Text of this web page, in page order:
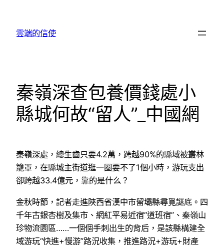
雲端的信使
秦嶺深查包養價錢處小
縣城何故“留人”_中國網
秦嶺深處，總生齒只要4.2萬，跨越90%的縣域被叢林
籠罩，在縣城主街道逛一圈要不了1個小時，游玩支出
卻跨越33.4億元，靠的是什么？
金秋時節，記者走進陜西省漢中市留壩縣尋覓謎底。四
千年古銀杏樹及集市、網紅平易近宿“道班宿”、秦嶺山
珍物流園區……一個個手刺出生的背后，是該縣構建全
域游玩“快進+慢游”路況收集，推進路況+游玩+財產